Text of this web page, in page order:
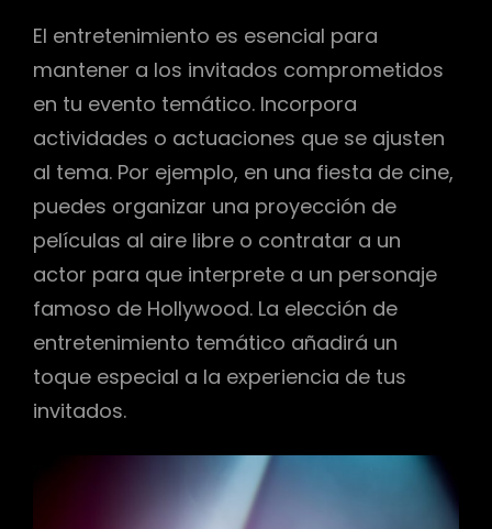
El entretenimiento es esencial para
mantener a los invitados comprometidos
en tu evento temático. Incorpora
actividades o actuaciones que se ajusten
al tema. Por ejemplo, en una fiesta de cine,
puedes organizar una proyección de
películas al aire libre o contratar a un
actor para que interprete a un personaje
famoso de Hollywood. La elección de
entretenimiento temático añadirá un
toque especial a la experiencia de tus
invitados.